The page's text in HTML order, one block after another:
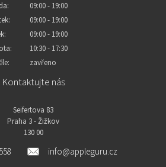
09:00 - 19:00
09:00 - 19:00
09:00 - 19:00
10:30 - 17:30
zavřeno
Kontaktujte nás
Seifertova 83
Praha 3 - Žižkov
130 00
info@appleguru.cz